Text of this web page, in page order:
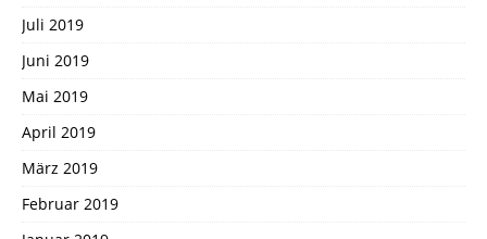
Juli 2019
Juni 2019
Mai 2019
April 2019
März 2019
Februar 2019